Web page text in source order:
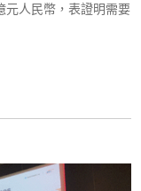
元人民幣，表證明需要